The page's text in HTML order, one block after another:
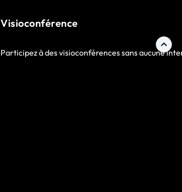
Visioconférence
Participez à des visioconférences sans aucune